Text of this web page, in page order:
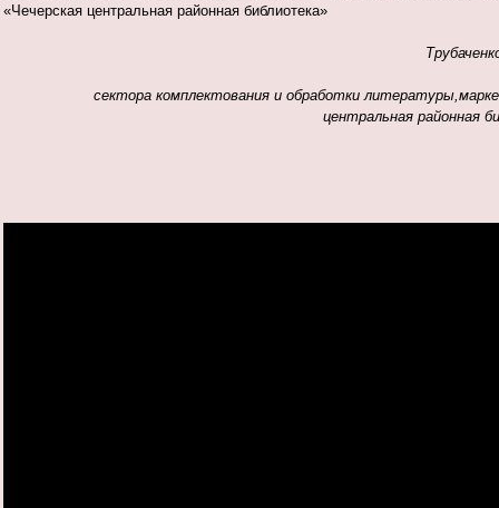
«Чечерская центральная районная библиотека»
сектора комплектования и обработки
центральная районная